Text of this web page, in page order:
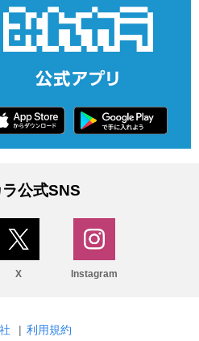
公式SNS
X Instagram
| 利用規約